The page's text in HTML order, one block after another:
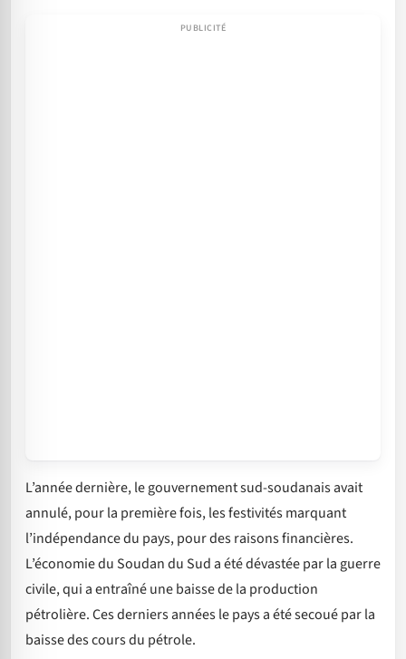
L’année dernière, le gouvernement sud-soudanais avait
annulé, pour la première fois, les festivités marquant
l’indépendance du pays, pour des raisons financières.
L’économie du Soudan du Sud a été dévastée par la guerre
civile, qui a entraîné une baisse de la production
pétrolière. Ces derniers années le pays a été secoué par la
baisse des cours du pétrole.